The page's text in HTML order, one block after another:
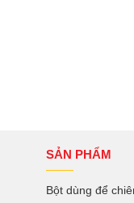
SẢN PHẨM
Bột dùng để